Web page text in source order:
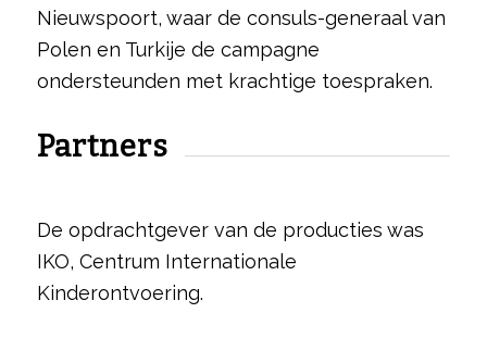
Nieuwspoort, waar de consuls-generaal van
Polen en Turkije de campagne
ondersteunden met krachtige toespraken.
Partners
De opdrachtgever van de producties was
IKO, Centrum Internationale
Kinderontvoering.